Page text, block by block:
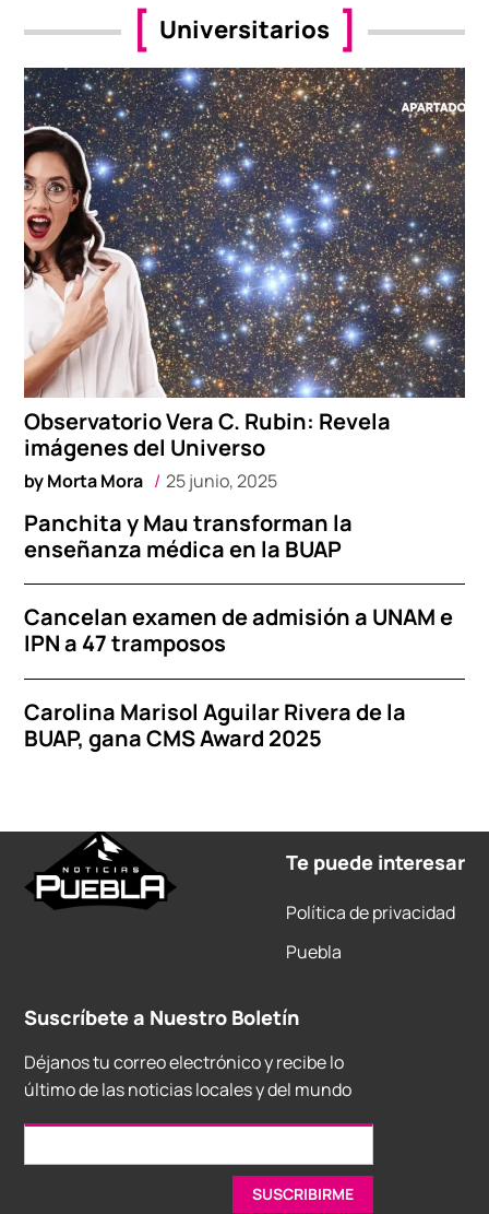
Universitarios
Observatorio Vera C. Rubin: Revela
imágenes del Universo
byMorta Mora 25 junio, 2025
Panchita y Mau transforman la
enseñanza médica en la BUAP
Cancelan examen de admisión a UNAM e
IPN a 47 tramposos
Carolina Marisol Aguilar Rivera de la
BUAP, gana CMS Award 2025
Te puede interesar
Política de privacidad
Puebla
Suscríbete a Nuestro Boletín
Déjanos tu correo electrónico y recibe lo
último de las noticias locales y del mundo